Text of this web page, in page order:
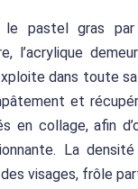
le pastel gras
l’acrylique
dans toute
et
en collage, afin
La
visages, frôle